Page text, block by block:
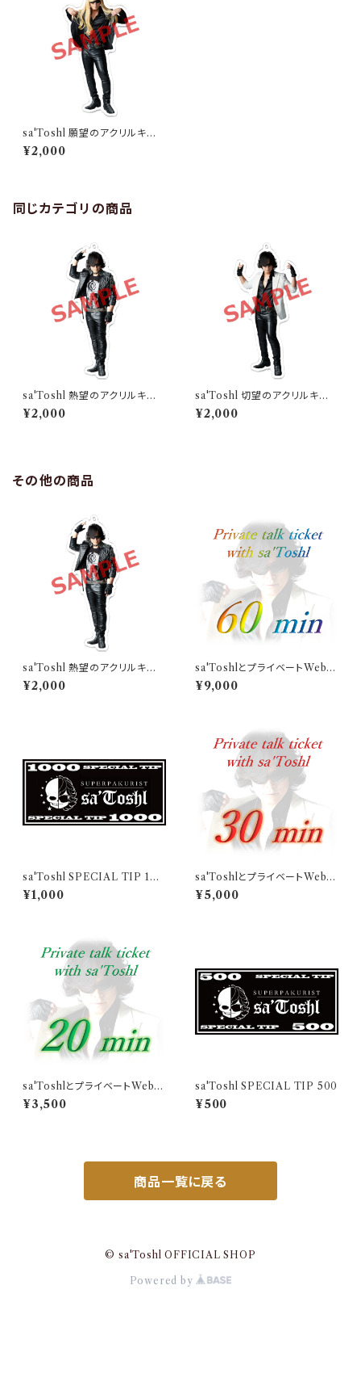
sa'Toshl 願望のアクリルキー
ホルダー
¥2,000
同じカテゴリの商品
sa'Toshl 熱望のアクリルキー
ホルダー
¥2,000
sa'Toshl 切望のアクリルキー
ホルダー
¥2,000
その他の商品
sa'Toshl 熱望のアクリルキー
ホルダー
¥2,000
sa'ToshlとプライベートWebト
ーク（60分）
¥9,000
sa'Toshl SPECIAL TIP 100
0
¥1,000
sa'ToshlとプライベートWebト
ーク（30分）
¥5,000
sa'ToshlとプライベートWebト
ーク（20分）
¥3,500
sa'Toshl SPECIAL TIP 500
¥500
商品一覧に戻る
© sa'Toshl OFFICIAL SHOP
Powered by